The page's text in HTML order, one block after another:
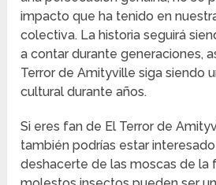
impacto que ha tenido en
colectiva. La historia seguirá
a contar durante generaciones,
Terror de Amityville siga siendo
cultural durante años.
Si eres fan de El Terror de
también podrías estar
deshacerte de las moscas de la